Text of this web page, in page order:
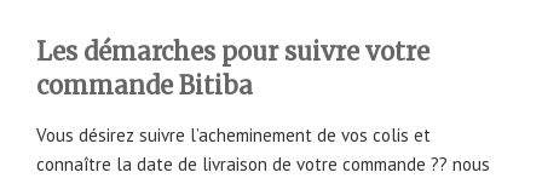
Les démarches pour suivre votre
commande Bitiba
Vous désirez suivre l’acheminement de vos colis et
connaître la date de livraison de votre commande ?? nous